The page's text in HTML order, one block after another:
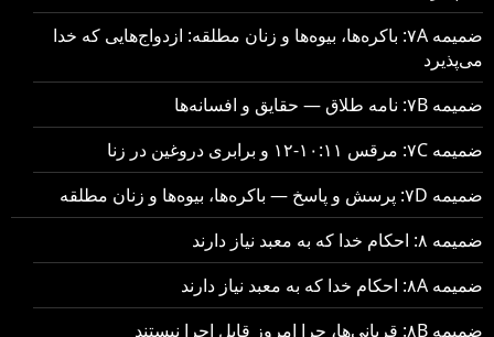
ضمیمه ۷A: باکره‌ها، بیوه‌ها و زنان مطلقه: ازدواج‌هایی که خدا
می‌پذیرد
ضمیمه ۷B: نامه طلاق — حقایق و افسانه‌ها
ضمیمه ۷C: مرقس ۱۰:۱۱-۱۲ و برابری دروغین در زنا
ضمیمه ۷D: پرسش و پاسخ — باکره‌ها، بیوه‌ها و زنان مطلقه
ضمیمه ۸: احکام خدا که به معبد نیاز دارند
ضمیمه ۸A: احکام خدا که به معبد نیاز دارند
ضمیمه ۸B: قربانی‌ها، چرا امروز قابل اجرا نیستند